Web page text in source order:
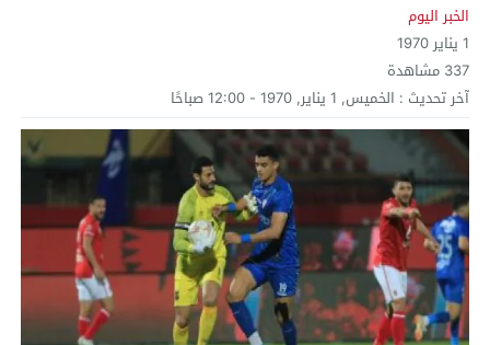
الخبر اليوم
1 يناير 1970
337 مشاهدة
آخر تحديث : الخميس, 1 يناير, 1970 - 12:00 صباحًا